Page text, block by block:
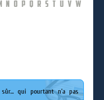
N O P Q R S T U V W
qui pourtant n’a pas